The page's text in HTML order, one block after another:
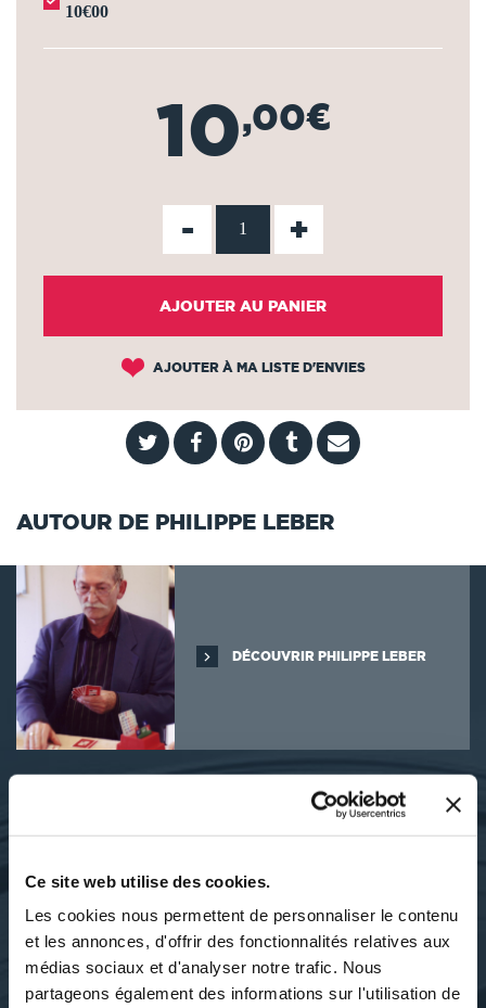
Ce site web utilise des cookies.
Les cookies nous permettent de personnaliser le contenu
et les annonces, d'offrir des fonctionnalités relatives aux
médias sociaux et d'analyser notre trafic. Nous
partageons également des informations sur l'utilisation de
10€00
10,00€
- +
AJOUTER AU PANIER
AJOUTER À MA LISTE D'ENVIES
AUTOUR DE PHILIPPE LEBER
DÉCOUVRIR PHILIPPE LEBER